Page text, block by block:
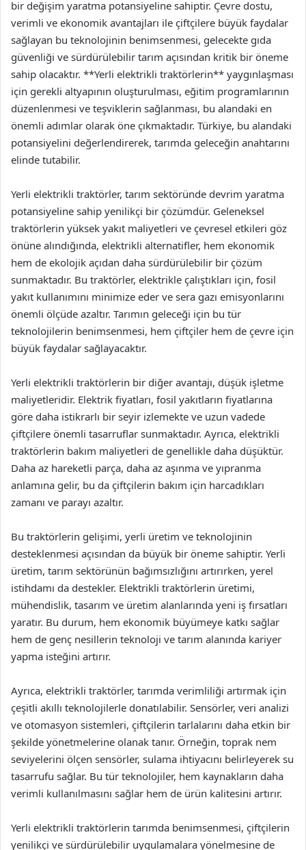
bir değişim yaratma potansiyeline sahiptir. Çevre dostu,
verimli ve ekonomik avantajları ile çiftçilere büyük faydalar
sağlayan bu teknolojinin benimsenmesi, gelecekte gıda
güvenliği ve sürdürülebilir tarım açısından kritik bir öneme
sahip olacaktır. **Yerli elektrikli traktörlerin** yaygınlaşması
için gerekli altyapının oluşturulması, eğitim programlarının
düzenlenmesi ve teşviklerin sağlanması, bu alandaki en
önemli adımlar olarak öne çıkmaktadır. Türkiye, bu alandaki
potansiyelini değerlendirerek, tarımda geleceğin anahtarını
elinde tutabilir.
Yerli elektrikli traktörler, tarım sektöründe devrim yaratma
potansiyeline sahip yenilikçi bir çözümdür. Geleneksel
traktörlerin yüksek yakıt maliyetleri ve çevresel etkileri göz
önüne alındığında, elektrikli alternatifler, hem ekonomik
hem de ekolojik açıdan daha sürdürülebilir bir çözüm
sunmaktadır. Bu traktörler, elektrikle çalıştıkları için, fosil
yakıt kullanımını minimize eder ve sera gazı emisyonlarını
önemli ölçüde azaltır. Tarımın geleceği için bu tür
teknolojilerin benimsenmesi, hem çiftçiler hem de çevre için
büyük faydalar sağlayacaktır.
Yerli elektrikli traktörlerin bir diğer avantajı, düşük işletme
maliyetleridir. Elektrik fiyatları, fosil yakıtların fiyatlarına
göre daha istikrarlı bir seyir izlemekte ve uzun vadede
çiftçilere önemli tasarruflar sunmaktadır. Ayrıca, elektrikli
traktörlerin bakım maliyetleri de genellikle daha düşüktür.
Daha az hareketli parça, daha az aşınma ve yıpranma
anlamına gelir, bu da çiftçilerin bakım için harcadıkları
zamanı ve parayı azaltır.
Bu traktörlerin gelişimi, yerli üretim ve teknolojinin
desteklenmesi açısından da büyük bir öneme sahiptir. Yerli
üretim, tarım sektörünün bağımsızlığını artırırken, yerel
istihdamı da destekler. Elektrikli traktörlerin üretimi,
mühendislik, tasarım ve üretim alanlarında yeni iş fırsatları
yaratır. Bu durum, hem ekonomik büyümeye katkı sağlar
hem de genç nesillerin teknoloji ve tarım alanında kariyer
yapma isteğini artırır.
Ayrıca, elektrikli traktörler, tarımda verimliliği artırmak için
çeşitli akıllı teknolojilerle donatılabilir. Sensörler, veri analizi
ve otomasyon sistemleri, çiftçilerin tarlalarını daha etkin bir
şekilde yönetmelerine olanak tanır. Örneğin, toprak nem
seviyelerini ölçen sensörler, sulama ihtiyacını belirleyerek su
tasarrufu sağlar. Bu tür teknolojiler, hem kaynakların daha
verimli kullanılmasını sağlar hem de ürün kalitesini artırır.
Yerli elektrikli traktörlerin tarımda benimsenmesi, çiftçilerin
yenilikçi ve sürdürülebilir uygulamalara yönelmesine de